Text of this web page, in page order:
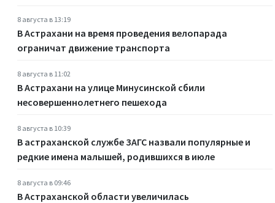
8 августа в 13:19
В Астрахани на время проведения велопарада
ограничат движение транспорта
8 августа в 11:02
В Астрахани на улице Минусинской сбили
несовершеннолетнего пешехода
8 августа в 10:39
В астраханской службе ЗАГС назвали популярные и
редкие имена малышей, родившихся в июле
8 августа в 09:46
В Астраханской области увеличилась